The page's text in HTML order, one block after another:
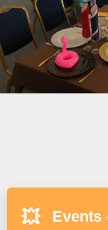
💥
Events